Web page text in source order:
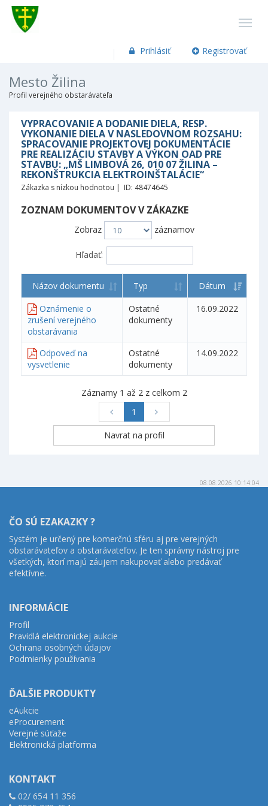
Prihlásiť Registrovať
Mesto Žilina
Profil verejného obstarávateľa
VYPRACOVANIE A DODANIE DIELA, RESP.
VYKONANIE DIELA V NASLEDOVNOM ROZSAHU:
SPRACOVANIE PROJEKTOVEJ DOKUMENTÁCIE
PRE REALIZÁCIU STAVBY A VÝKON OAD PRE
STAVBU: „MŠ LIMBOVÁ 26, 010 07 ŽILINA –
REKONŠTRUKCIA ELEKTROINŠTALÁCIE“
Zákazka s nízkou hodnotou | ID: 48474645
ZOZNAM DOKUMENTOV V ZÁKAZKE
Zobraz záznamov
Hľadať:
Názov dokumentu Typ
Dátum
Oznámenie o
zrušení verejného
obstarávania
Ostatné
dokumenty
16.09.2022
Odpoveď na
vysvetlenie
Ostatné
dokumenty
14.09.2022
Záznamy 1 až 2 z celkom 2
1
08.08.2026 10:14:04
ČO SÚ EZAKAZKY ?
Systém je určený pre komerčnú sféru aj pre verejných
obstarávateľov a obstarávateľov. Je ten správny nástroj pre
všetkých, ktorí majú záujem nakupovať alebo predávať
efektívne.
INFORMÁCIE
Profil
Pravidlá elektronickej aukcie
Ochrana osobných údajov
Podmienky používania
ĎALŠIE PRODUKTY
eAukcie
eProcurement
Verejné súťaže
Elektronická platforma
KONTAKT
02/ 654 11 356